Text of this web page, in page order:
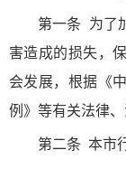
第一条 为了
害造成的损失，
会发展，根据《
例》等有关法律
第二条 本市